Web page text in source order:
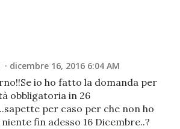
dicembre 16, 2016 6:04 AM
io ho fatto la domanda per
obbligatoria in 26
per caso per che non ho
fin adesso 16 Dicembre..?